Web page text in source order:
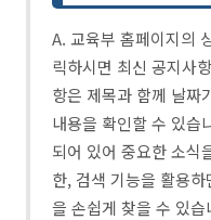
A. 교육부 홈페이지의
릭하시면 최신 공지사
항은 제목과 함께 날짜
내용을 확인할 수 있습
되어 있어 중요한 소식
한, 검색 기능을 활용
을 손쉽게 찾을 수 있습